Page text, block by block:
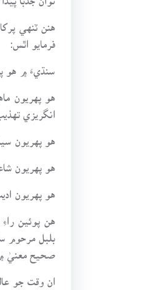
هنن ٽنهي
فرمايو اٿس:
سنڌيءَ ۾ هو
هو پهريون
انگريزي
هو پهريون
هو پهريون
هو پهريون
هن پوئين
بلبل مرحوم
صحيح معنيٰ
ان وقت جو